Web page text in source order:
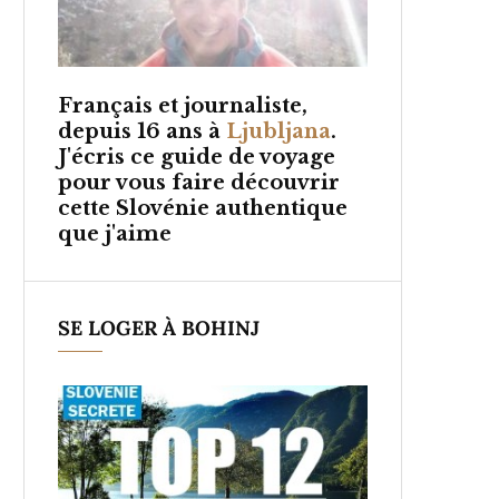
Français et journaliste,
depuis 16 ans à Ljubljana.
J'écris ce guide de voyage
pour vous faire découvrir
cette Slovénie authentique
que j'aime
SE LOGER À BOHINJ